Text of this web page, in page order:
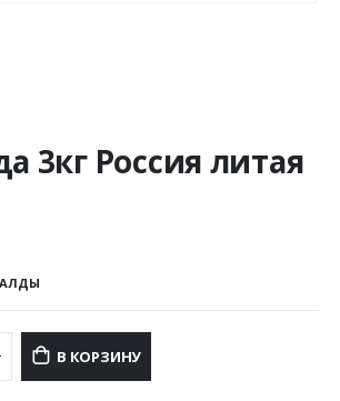
3кг Россия литая
В КОРЗИНУ